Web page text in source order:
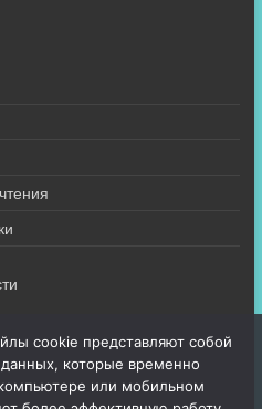
cookie представляют собой
которые временно
или мобильном